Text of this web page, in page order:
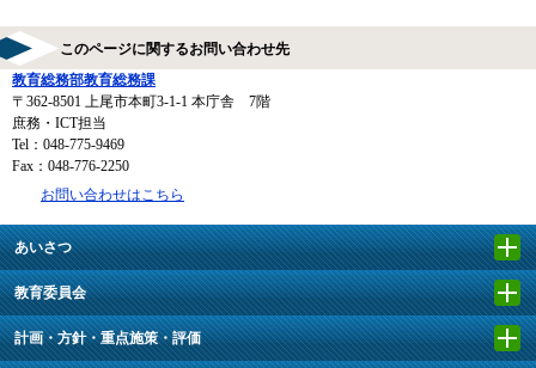
このページに関するお問い合わせ先
教育総務部教育総務課
〒362-8501
上尾市本町3-1-1 本庁舎 7階
庶務・ICT担当
Tel：048-775-9469
Fax：048-776-2250
お問い合わせはこちら
あいさつ
教育委員会
計画・方針・重点施策・評価